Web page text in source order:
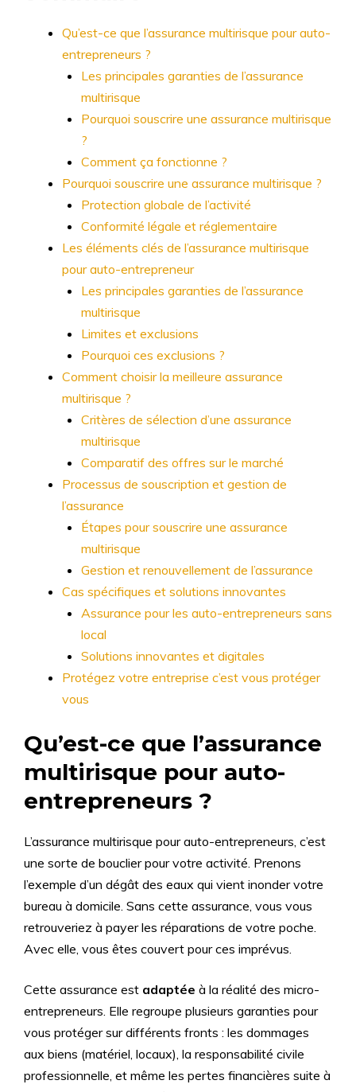
Qu’est-ce que l’assurance multirisque pour auto-
entrepreneurs ?
Les principales garanties de l’assurance
multirisque
Pourquoi souscrire une assurance multirisque
?
Comment ça fonctionne ?
Pourquoi souscrire une assurance multirisque ?
Protection globale de l’activité
Conformité légale et réglementaire
Les éléments clés de l’assurance multirisque
pour auto-entrepreneur
Les principales garanties de l’assurance
multirisque
Limites et exclusions
Pourquoi ces exclusions ?
Comment choisir la meilleure assurance
multirisque ?
Critères de sélection d’une assurance
multirisque
Comparatif des offres sur le marché
Processus de souscription et gestion de
l’assurance
Étapes pour souscrire une assurance
multirisque
Gestion et renouvellement de l’assurance
Cas spécifiques et solutions innovantes
Assurance pour les auto-entrepreneurs sans
local
Solutions innovantes et digitales
Protégez votre entreprise c’est vous protéger
vous
Qu’est-ce que l’assurance
multirisque pour auto-
entrepreneurs ?
L’assurance multirisque pour auto-entrepreneurs, c’est
une sorte de bouclier pour votre activité. Prenons
l’exemple d’un dégât des eaux qui vient inonder votre
bureau à domicile. Sans cette assurance, vous vous
retrouveriez à payer les réparations de votre poche.
Avec elle, vous êtes couvert pour ces imprévus.
Cette assurance est adaptée à la réalité des micro-
entrepreneurs. Elle regroupe plusieurs garanties pour
vous protéger sur différents fronts : les dommages
aux biens (matériel, locaux), la responsabilité civile
professionnelle, et même les pertes financières suite à